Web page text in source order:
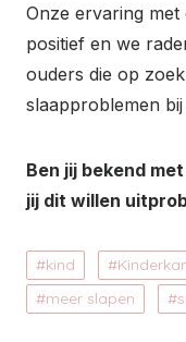
Onze ervaring
positief en we
ouders die op
slaapproblemen
Ben jij bekend
jij dit willen
kind
meer slapen